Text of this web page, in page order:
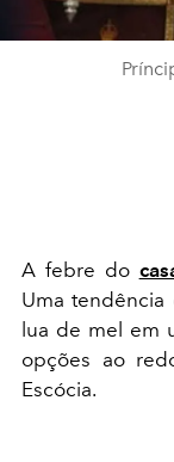
A febre do
Uma tendência
lua de mel em
opções ao
Escócia.